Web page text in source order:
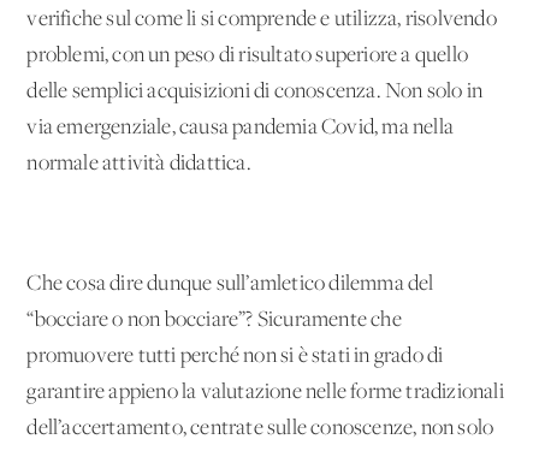
verifiche sul come li si comprende e utilizza, risolvendo
problemi, con un peso di risultato superiore a quello
delle semplici acquisizioni di conoscenza. Non solo in
via emergenziale, causa pandemia Covid, ma nella
normale attività didattica.
Che cosa dire dunque sull’amletico dilemma del
“bocciare o non bocciare”? Sicuramente che
promuovere tutti perché non si è stati in grado di
garantire appieno la valutazione nelle forme tradizionali
dell’accertamento, centrate sulle conoscenze, non solo